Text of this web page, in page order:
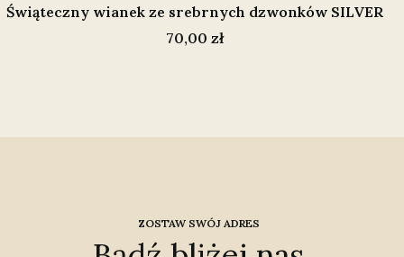
Świąteczny wianek ze srebrnych dzwonków SILVER
Cena
70,00 zł
ZOSTAW SWÓJ ADRES